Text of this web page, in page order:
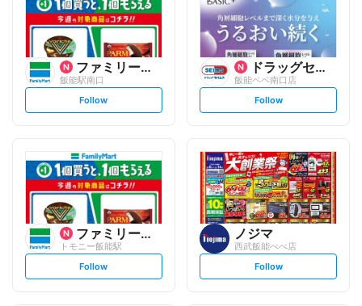
ファミリーマート
飯能駅南口
s
t
l
o
w
Follow
ドラッグセイムス
飯能ペペ南口店
s
t
l
o
w
Follow
ファミリーマート
トモニー飯能駅
s
t
Follow
ノジマ
西武飯能ぺぺ店
s
t
Follow